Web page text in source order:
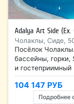
Adalya Art Side
Чолаклы, Сиде,
Посёлок
бассейны, горки,
и гостеприимный
104 147 РУБ
Подробнее